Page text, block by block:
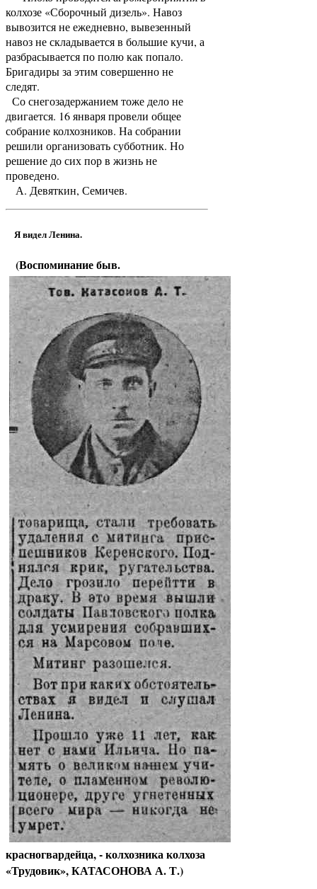
колхозе «Сборочный дизель». Навоз
вывозится не ежедневно, вывезенный
навоз не складывается в большие кучи, а
разбрасывается по полю как попало.
Бригадиры за этим совершенно не
следят.
Со снегозадержанием тоже дело не
двигается. 16 января провели общее
собрание колхозников. На собрании
решили организовать субботник. Но
решение до сих пор в жизнь не
проведено.
А. Девяткин, Семичев.
Я видел Ленина.
(Воспоминание быв.
красногвардейца, - колхозника колхоза
«Трудовик», КАТАСОНОВА А. Т.)